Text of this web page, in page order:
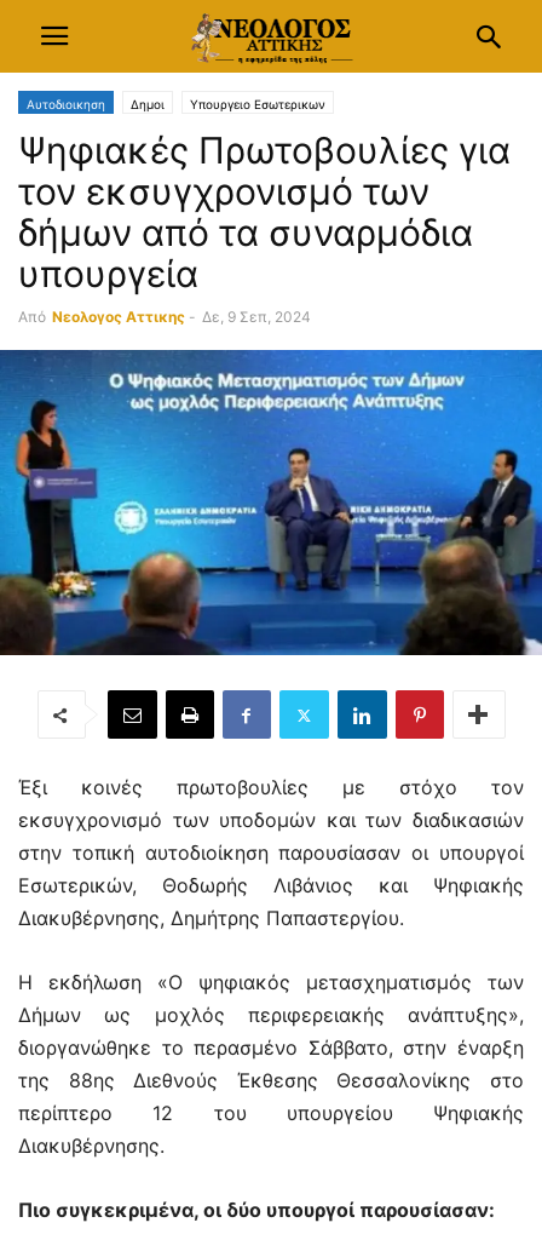
Αυτοδιοικηση Δημοι Υπουργειο Εσωτερικων
Ψηφιακές Πρωτοβουλίες για
τον εκσυγχρονισμό των
δήμων από τα συναρμόδια
υπουργεία
Από Νεολογος Αττικης - Δε, 9 Σεπ, 2024
Έξι κοινές πρωτοβουλίες με στόχο τον
εκσυγχρονισμό των υποδομών και των διαδικασιών
στην τοπική αυτοδιοίκηση παρουσίασαν οι υπουργοί
Εσωτερικών, Θοδωρής Λιβάνιος και Ψηφιακής
Διακυβέρνησης, Δημήτρης Παπαστεργίου.
Η εκδήλωση «Ο ψηφιακός μετασχηματισμός των
Δήμων ως μοχλός περιφερειακής ανάπτυξης»,
διοργανώθηκε το περασμένο Σάββατο, στην έναρξη
της 88ης Διεθνούς Έκθεσης Θεσσαλονίκης στο
περίπτερο 12 του υπουργείου Ψηφιακής
Διακυβέρνησης.
Πιο συγκεκριμένα, οι δύο υπουργοί παρουσίασαν: